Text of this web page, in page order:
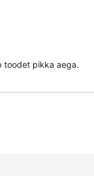
toodet pikka aega.